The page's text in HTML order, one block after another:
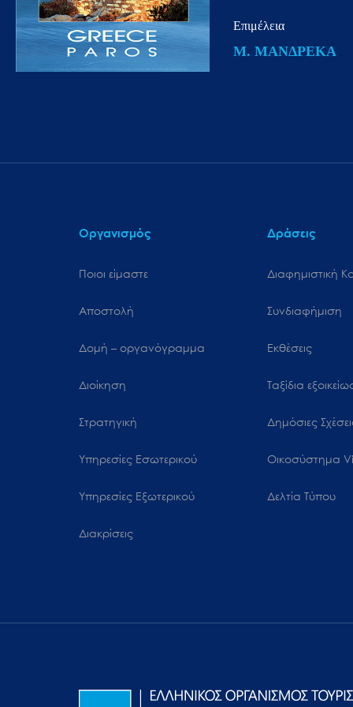
προσβασιμότητας.
Επιμέλεια
Μ. ΜΑΝΔΡΕΚΑ
Οργανισμός
Ποιοι είμαστε
Αποστολή
Δομή – οργανόγραμμα
Διοίκηση
Στρατηγική
Υπηρεσίες Εσωτερικού
Υπηρεσίες Εξωτερικού
Διακρίσεις
Δράσεις
Διαφημιστική
Συνδιαφήμιση
Εκθέσεις
Ταξίδια
Δημόσιες
Oικοσύστημα
Δελτία Τύπου